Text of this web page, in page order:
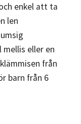
enkel att ta
len
eller en
från
barn från 6